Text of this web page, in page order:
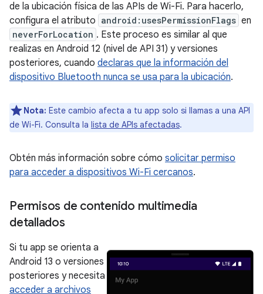
de la ubicación física de las APIs de Wi-Fi. Para hacerlo,
configura el atributo android:usesPermissionFlags en
neverForLocation . Este proceso es similar al que
realizas en Android 12 (nivel de API 31) y versiones
posteriores, cuando declaras que la información del
dispositivo Bluetooth nunca se usa para la ubicación.
Nota: Este cambio afecta a tu app solo si llamas a una API
de Wi-Fi. Consulta la lista de APIs afectadas.
Obtén más información sobre cómo solicitar permiso
para acceder a dispositivos Wi-Fi cercanos.
Permisos de contenido multimedia
detallados
Si tu app se orienta a
Android 13 o versiones
posteriores y necesita
acceder a archivos